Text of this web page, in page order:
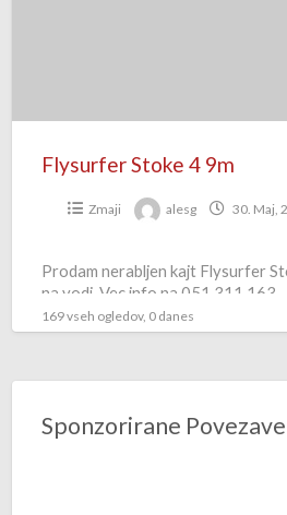
Flysurfer Stoke 4 9m
Zmaji alesg 30. Maj,
Prodam nerabljen kajt Flysurfer
na vodi. Vec info na 051 311 163
169 vseh ogledov, 0 danes
Sponzorirane Povezave